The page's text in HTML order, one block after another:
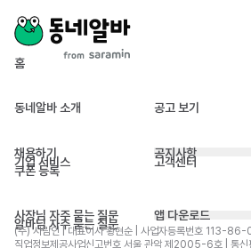
홈
동네알바 소개 공고 보기
채용하기
기업 서비스
쿠폰 등록
공지사항
고객센터
사장님 자주 묻는 질문
알바님 자주 묻는 질문
앱 다운로드
(주) 사람인 | 대표이사 황현순 | 사업자등록번호 113-
직업정보제공사업신고번호 서울 관악 제2005-6호 | 통